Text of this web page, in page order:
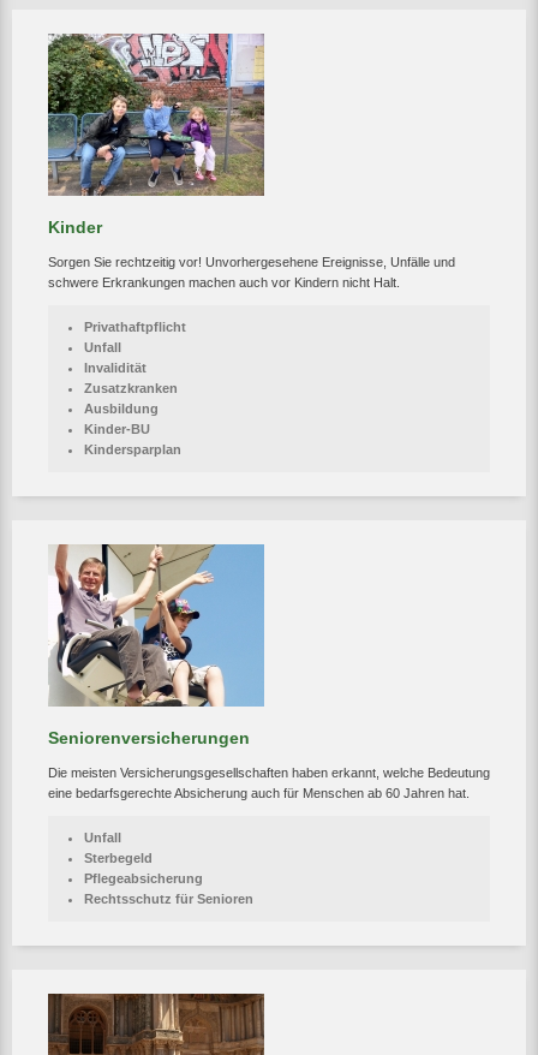
Kinder
Sorgen Sie rechtzeitig vor! Unvorhergesehene Ereignisse, Unfälle und
schwere Erkrankungen machen auch vor Kindern nicht Halt.
Privathaftpflicht
Unfall
Invalidität
Zusatzkranken
Ausbildung
Kinder-BU
Kindersparplan
Seniorenversicherungen
Die meisten Versicherungsgesellschaften haben erkannt, welche Bedeutung
eine bedarfsgerechte Absicherung auch für Menschen ab 60 Jahren hat.
Unfall
Sterbegeld
Pflegeabsicherung
Rechtsschutz für Senioren